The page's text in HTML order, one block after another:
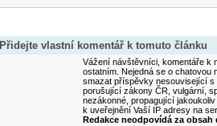
Přidejte vlastní komentář k tomuto článku
Vážení návštěvníci, komentáře k
ostatním. Nejedná se o
smazat příspěvky nesouvisející
porušující zákony ČR, vulgární,
nezákonné, propagující
k uveřejnění Vaší IP adresy na
Redakce neodpovídá za